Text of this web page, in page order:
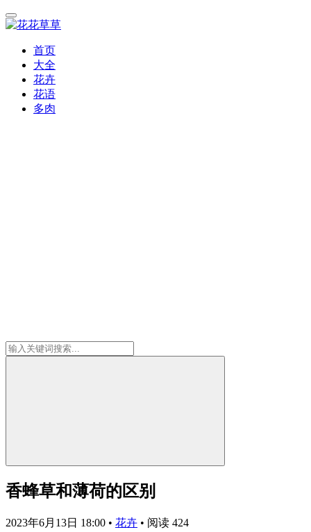
首页
大全
花卉
花语
多肉
香蜂草和薄荷的区别
2023年6月13日 18:00 • 花卉 • 阅读 424